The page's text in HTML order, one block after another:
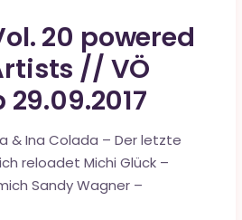
20 powered
// VÖ
& Ina Colada – Der letzte
reloadet Michi Glück –
Sandy Wagner –